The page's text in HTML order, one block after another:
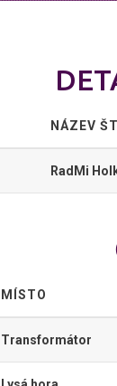
NÁZEV
RadMi
MÍSTO
Transformátor